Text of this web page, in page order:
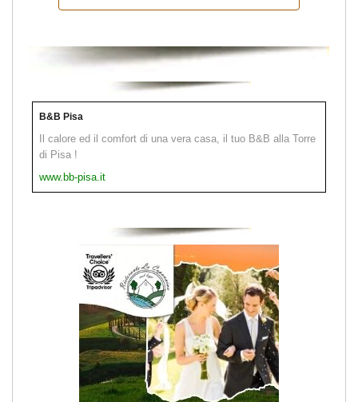
B&B Pisa
Il calore ed il comfort di una vera casa, il tuo B&B alla Torre
di Pisa !
www.bb-pisa.it